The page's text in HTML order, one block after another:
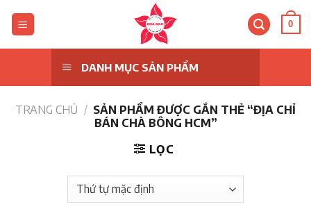
0
DANH MỤC SẢN PHẨM
TRANG CHỦ / SẢN PHẨM ĐƯỢC GẮN THẺ “ĐỊA CHỈ
BÁN CHÀ BÔNG HCM”
LỌC